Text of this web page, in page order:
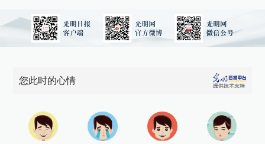
您此时的心情